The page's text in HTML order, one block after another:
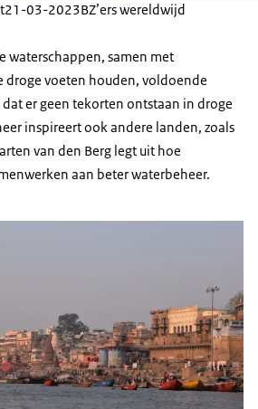
21-03-2023BZ’ers wereldwijd
waterschappen, samen met
droge voeten houden, voldoende
er geen tekorten ontstaan in droge
inspireert ook andere landen, zoals
van den Berg legt uit hoe
aan beter waterbeheer.
rivier